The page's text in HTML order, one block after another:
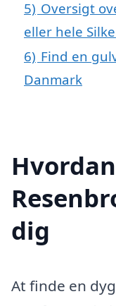
5) Oversigt
eller hele
6) Find en
Danmark
dig
At finde en